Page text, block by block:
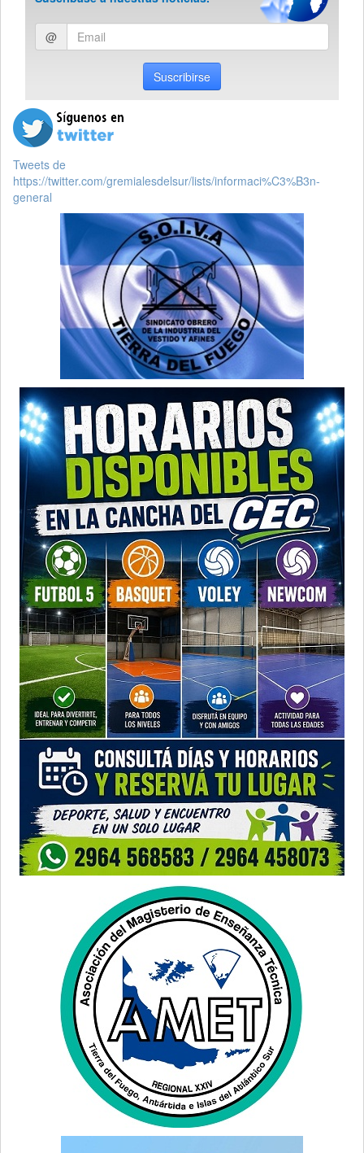
Ingresar
email
@
Suscribirse
Tweets de
https://twitter.com/gremialesdelsur/lists/informaci%C3%B3n-
general